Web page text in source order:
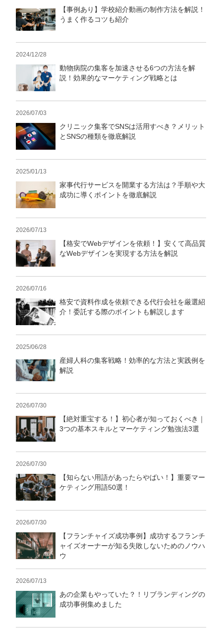
【事例あり】学校紹介動画の制作方法を解説！
うまく作るコツも紹介
2024/12/28
動物病院の集客を加速させる6つの方法を解
説！効果的なマーケティング戦略とは
2026/07/03
クリニック集客でSNSは活用すべき？メリット
とSNSの種類を徹底解説
2025/01/13
家事代行サービスを開業する方法は？手順や大
成功に導くポイントを徹底解説
2026/07/13
【格安でWebデザインを依頼！】安くて高品質
なWebデザインを実現する方法を解説
2026/07/16
格安で資料作成を依頼できる代行会社を厳選紹
介！委託する際のポイントも解説します
2025/06/28
産婦人科の集客戦略！効率的な方法と実践例を
解説
2026/07/30
【絶対重宝する！】初心者が知っておくべき｜
3つの基本スキルとマーケティング勉強法3選
2026/07/30
【知らない用語があったらやばい！】重要マー
ケティング用語50選！
2026/07/30
【フランチャイズ成功事例】成功するフランチ
ャイズオーナーが知る失敗しないためのノウハ
ウ
2026/07/13
あの企業もやっていた？！リブランディングの
成功事例集めました